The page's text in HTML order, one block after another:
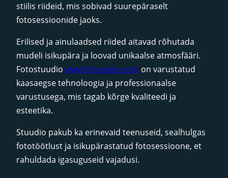
stiilis riideid, mis sobivad suurepäraselt
fotosessioonide jaoks.
Erilised ja ainulaadsed riided aitavad rõhutada
mudeli isikupära ja loovad unikaalse atmosfääri.
Fotostuudio www.fotogeen.com on varustatud
kaasaegse tehnoloogia ja professionaalse
varustusega, mis tagab kõrge kvaliteedi ja
esteetika.
Stuudio pakub ka erinevaid teenuseid, sealhulgas
fototöötlust ja isikupärastatud fotosessioone, et
rahuldada igasuguseid vajadusi.